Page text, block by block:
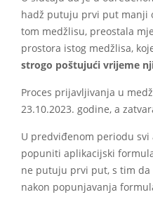
hadž putuju prvi put manji
tom medžlisu, preostala
prostora istog medžlisa,
strogo poštujući vrijeme
Proces prijavljivanja u
23.10.2023. godine, a
U predviđenom periodu
popuniti aplikacijski
ne putuju prvi put, s tim
nakon popunjavanja